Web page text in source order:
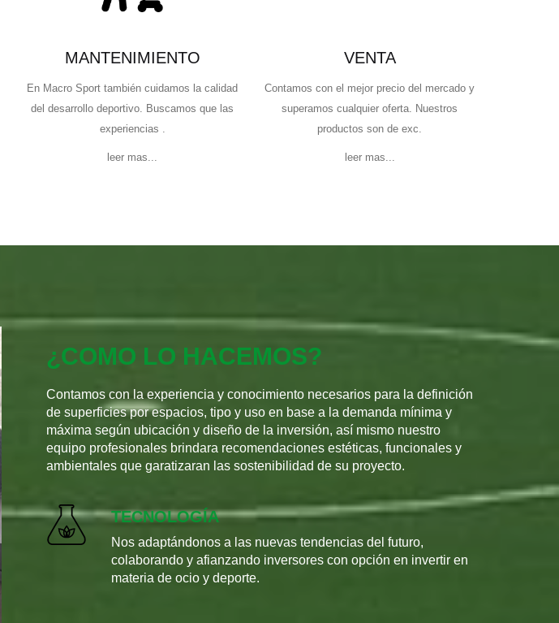
MANTENIMIENTO
En Macro Sport también cuidamos la calidad
del desarrollo deportivo. Buscamos que las
experiencias .
leer mas...
VENTA
Contamos con el mejor precio del mercado y
superamos cualquier oferta. Nuestros
productos son de exc.
leer mas...
¿COMO LO HACEMOS?
Contamos con la experiencia y conocimiento necesarios para la definición
de superficies por espacios, tipo y uso en base a la demanda mínima y
máxima según ubicación y diseño de la inversión, así mismo nuestro
equipo profesionales brindara recomendaciones estéticas, funcionales y
ambientales que garatizaran las sostenibilidad de su proyecto.
TECNOLOGÍA
Nos adaptándonos a las nuevas tendencias del futuro,
colaborando y afianzando inversores con opción en invertir en
materia de ocio y deporte.